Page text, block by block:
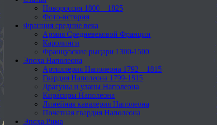
Новороссия 1800 – 1825
Фото-история
Франция средние века
Армия Средневековой Франции
Каролинги
Французские рыцари 1300-1500
Эпоха Наполеона
Артиллерия Наполеона 1792 – 1815
Гвардия Наполеона 1799-1815
Драгуны и уланы Наполеона
Кирасиры Наполеона
Линейная кавалерия Наполеона
Почетная гвардия Наполеона
Эпоха Рима